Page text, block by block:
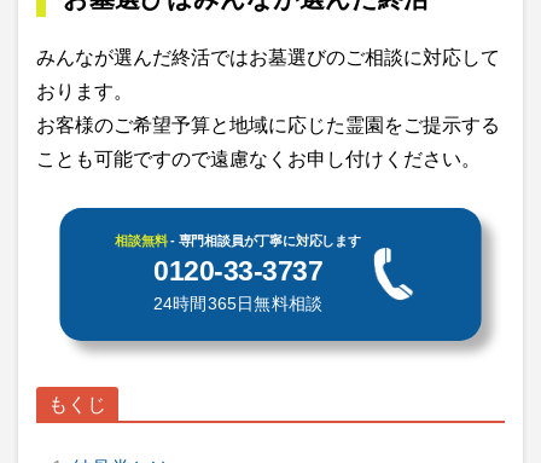
みんなが選んだ終活ではお墓選びのご相談に対応して
おります。
お客様のご希望予算と地域に応じた霊園をご提示する
ことも可能ですので遠慮なくお申し付けください。
相談無料- 専門相談員が丁寧に対応します
0120-33-3737
24時間365日無料相談